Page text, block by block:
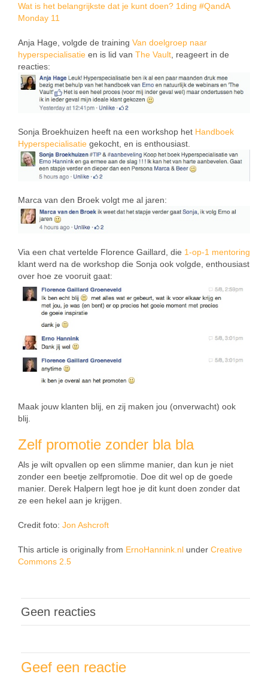
Wat is het belangrijkste dat je kunt doen? 1ding #QandA
Monday 11
Anja Hage, volgde de training Van doelgroep naar
hyperspecialisatie en is lid van The Vault , reageert in de
reacties:
Sonja Broekhuizen heeft na een workshop het Handboek
Hyperspecialisatie gekocht, en is enthousiast.
Marca van den Broek volgt me al jaren:
Via een chat vertelde Florence Gaillard, die 1-op-1 mentoring
klant werd na de workshop die Sonja ook volgde, enthousiast
over hoe ze vooruit gaat:
Maak jouw klanten blij, en zij maken jou (onverwacht) ook
blij.
Zelf promotie zonder bla bla
Als je wilt opvallen op een slimme manier, dan kun je niet
zonder een beetje zelfpromotie. Doe dit wel op de goede
manier. Derek Halpern legt hoe je dit kunt doen zonder dat
ze een hekel aan je krijgen.
Credit foto: Jon Ashcroft
This article is originally from ErnoHannink.nl under Creative
Commons 2.5
Geen reacties
Geef een reactie